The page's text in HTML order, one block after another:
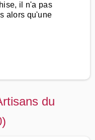
il n'a pas
alors qu'une
du